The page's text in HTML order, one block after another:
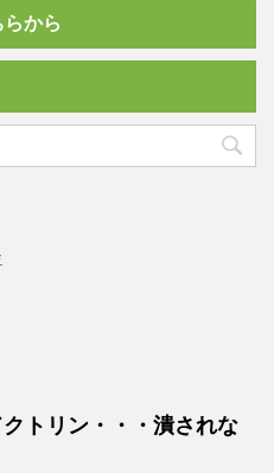
から
トリン・・・潰されな